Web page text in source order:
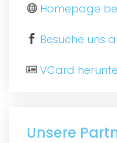
Homepage
Besuche uns
VCard
Unsere